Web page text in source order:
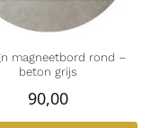
magneetbord rond –
beton grijs
90,00